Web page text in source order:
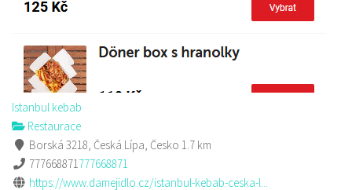
Istanbul kebab
Restaurace
Borská 3218, Česká Lípa, Česko 1.7 km
777668871777668871
https://www.damejidlo.cz/istanbul-kebab-ceska-l...